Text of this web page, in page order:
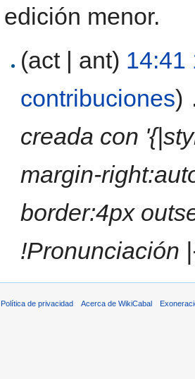
edición menor.
(act | ant) 14:41
contribuciones)
creada con
margin-
border:4px
!Pronunciación
Política de privacidad Acerca de WikiCabal